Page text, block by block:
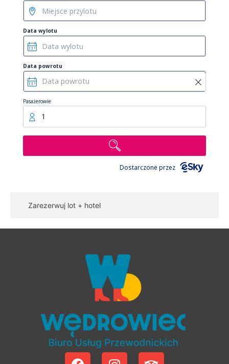
Zarezerwuj lot + hotel
Data wylotu
Data powrotu
Pasażerowie
1
Dostarczone przez